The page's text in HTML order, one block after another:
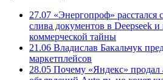
27.07 «Энергопроф» расстался
слива документов в Deepseek
коммерческой тайны
21.06 Владислав Бакальчук
маркетплейсов
28.05 Почему «Яндекс»